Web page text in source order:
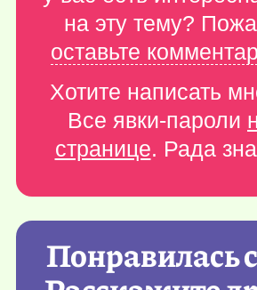
на эту тему?
оставьте
Хотите написать
Все явки-пароли
странице. Рада
Понравилась